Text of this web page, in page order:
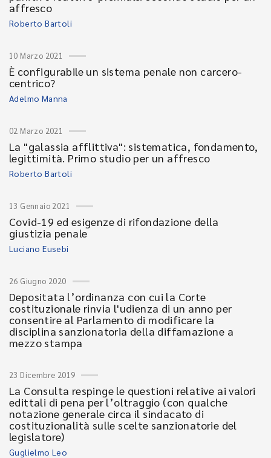
affresco
Roberto Bartoli
10 Marzo 2021
È configurabile un sistema penale non carcero-
centrico?
Adelmo Manna
02 Marzo 2021
La "galassia afflittiva": sistematica, fondamento,
legittimità. Primo studio per un affresco
Roberto Bartoli
13 Gennaio 2021
Covid-19 ed esigenze di rifondazione della
giustizia penale
Luciano Eusebi
26 Giugno 2020
Depositata l’ordinanza con cui la Corte
costituzionale rinvia l'udienza di un anno per
consentire al Parlamento di modificare la
disciplina sanzionatoria della diffamazione a
mezzo stampa
23 Dicembre 2019
La Consulta respinge le questioni relative ai valori
edittali di pena per l’oltraggio (con qualche
notazione generale circa il sindacato di
costituzionalità sulle scelte sanzionatorie del
legislatore)
Guglielmo Leo